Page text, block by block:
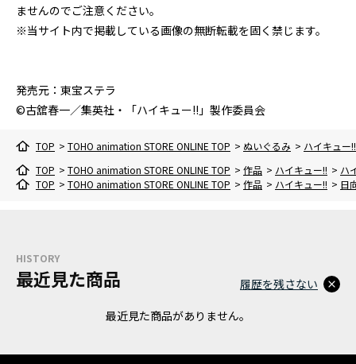
ませんのでご注意ください。
※当サイト内で掲載している画像の無断転載を固く禁じます。
発売元：東宝ステラ
©古舘春一／集英社・「ハイキュー!!」製作委員会
TOP > TOHO animation STORE ONLINE TOP > ぬいぐるみ > ハイキュー
TOP > TOHO animation STORE ONLINE TOP > 作品 > ハイキュー!! > ハ
TOP > TOHO animation STORE ONLINE TOP > 作品 > ハイキュー!! > 日
HISTORY
最近見た商品
最近見た商品がありません。
履歴を残さない